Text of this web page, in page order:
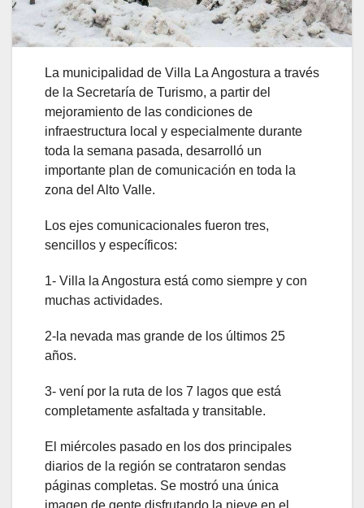
La municipalidad de Villa La Angostura a través
de la Secretaría de Turismo, a partir del
mejoramiento de las condiciones de
infraestructura local y especialmente durante
toda la semana pasada, desarrolló un
importante plan de comunicación en toda la
zona del Alto Valle.
Los ejes comunicacionales fueron tres,
sencillos y específicos:
1- Villa la Angostura está como siempre y con
muchas actividades.
2-la nevada mas grande de los últimos 25
años.
3- vení por la ruta de los 7 lagos que está
completamente asfaltada y transitable.
El miércoles pasado en los dos principales
diarios de la región se contrataron sendas
páginas completas. Se mostró una única
imagen de gente disfrutando la nieve en el